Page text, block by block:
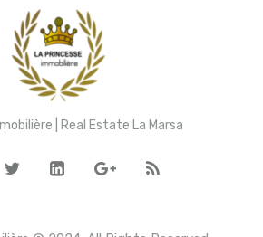
| Real Estate La Marsa